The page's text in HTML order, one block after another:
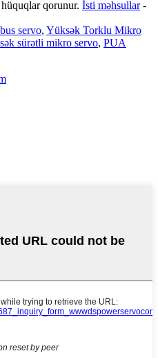
qorunur. İsti məhsullar-
servo, Yüksək Torklu Mikro
sürətli mikro servo, PUA